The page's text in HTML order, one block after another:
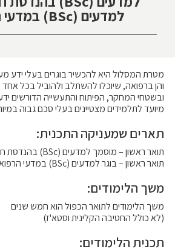
למדעים (BSc) במדעי הרפואה
מטרת המסלול היא להכשיר בוגרים בעלי ידע
והן ברפואה, שיוכלו להשתלב ולהוביל בכל
ובשטחי המחקר, הפיתוח והתעשייה הדורשים
מיועד לתלמידים מצטיינים בעלי סכם גבוה
תארים שמעניקה התכנית:
תואר ראשון – מוסמך למדעים (BSc) בהנדסת חומרים
תואר ראשון – בוגר למדעים (BSc) במדעי הרפואה
משך הלימודים:
משך הלימודים לתואר הכפול הוא חמש שנים
(לא כולל החטיבה הקלינית וסטא'ז)
תכנית הלימודים: